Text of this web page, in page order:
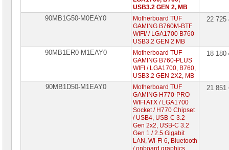
USB3.2 GEN 2, MB
90MB1G50-M0EAY0
Motherboard TUF
GAMING B760M-BTF
WIFI/ / LGA1700 B760
USB3.2 GEN 2 MB
22
90MB1ER0-M1EAY0
Motherboard TUF
GAMING B760-PLUS
WIFI / LGA1700, B760,
USB3.2 GEN 2X2, MB
18
90MB1D50-M1EAY0
Motherboard TUF
GAMING H770-PRO
WIFI ATX / LGA1700
Socket / H770 Chipset
/ USB4, USB-C 3.2
Gen 2x2, USB-C 3.2
Gen 1 / 2.5 Gigabit
LAN, Wi-Fi 6, Bluetooth
/ onboard graphics
21